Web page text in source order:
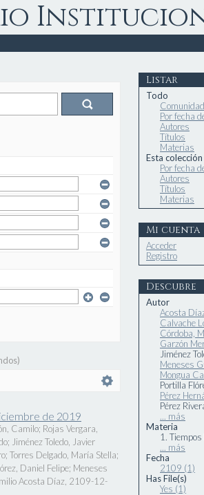
de 2019
Camilo; Rojas Vergara,
; Jiménez Toledo, Javier
; Torres Delgado, María Stella;
Daniel Felipe; Meneses
Acosta Díaz 2109-12-
Listar
Todo
Por fecha
Autores
Títulos
Materias
Esta colección
Por fecha
Autores
Títulos
Materias
Mi cuenta
Acceder
Registro
Descubre
Autor
Acosta
Calvache
Córdoba,
Garzón
Jiménez
Meneses
Mongua
Portilla
Pérez
Pérez
... más
Materia
1.
... más
Fecha
2109 (1)
Has File(s)
Yes (1)